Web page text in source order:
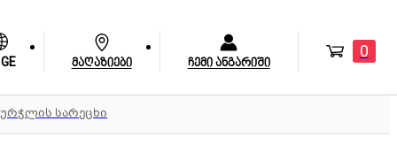
GE მაღაზიები ჩემი ანგარიში
0
სარეცხი